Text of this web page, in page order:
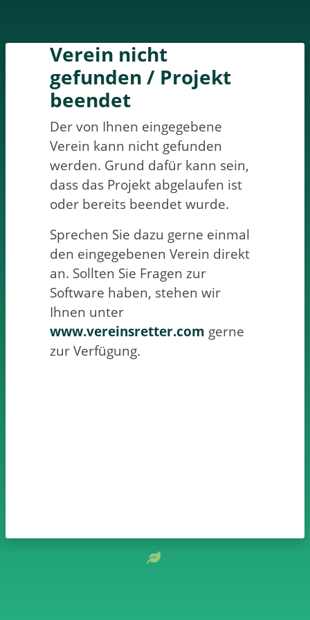
Verein nicht
gefunden / Projekt
beendet
Der von Ihnen eingegebene
Verein kann nicht gefunden
werden. Grund dafür kann sein,
dass das Projekt abgelaufen ist
oder bereits beendet wurde.
Sprechen Sie dazu gerne einmal
den eingegebenen Verein direkt
an. Sollten Sie Fragen zur
Software haben, stehen wir
Ihnen unter
www.vereinsretter.com gerne
zur Verfügung.